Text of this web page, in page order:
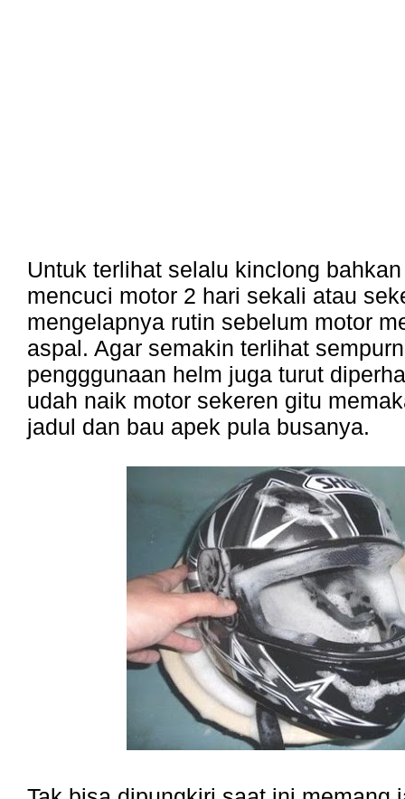
Untuk terlihat selalu kinclong
mencuci motor 2 hari sekali atau
mengelapnya rutin sebelum motor
aspal. Agar semakin terlihat
pengggunaan helm juga turut
udah naik motor sekeren gitu
jadul dan bau apek pula busanya.